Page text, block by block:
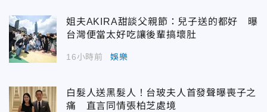
姐夫AKIRA甜談父親節：兒子送的都好 曝
台灣便當太好吃讓後輩搞壞肚
16小時前 娛樂
白髮人送黑髮人！台玻夫人首發聲曝喪子之
痛 直言同情張柏芝處境